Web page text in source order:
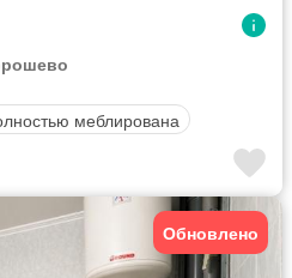
меблирована
Обновлено